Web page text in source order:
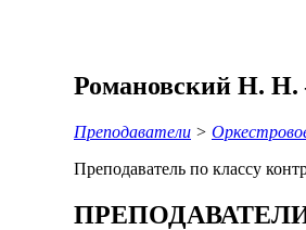
Романовский Н. Н.
Преподаватели >
Преподаватель по классу